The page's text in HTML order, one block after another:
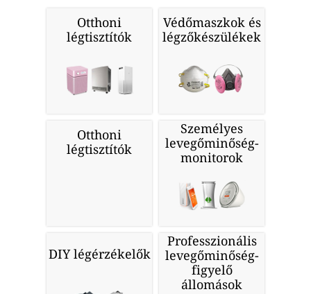
Otthoni
légtisztítók
Védőmaszkok és
légzőkészülékek
Otthoni
légtisztítók
Személyes
levegőminőség-
monitorok
DIY légérzékelők
Professzionális
levegőminőség-
figyelő
állomások